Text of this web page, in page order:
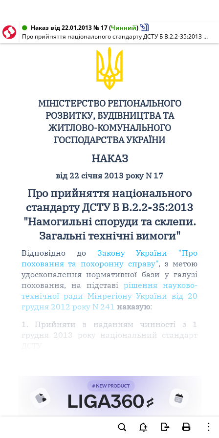
Наказ від 22.01.2013 № 17(Чинний)
Про прийняття національного стандарту ДСТУ Б В.2.2-35:2013 "Намогильні споруди та склепи. Загальні технічні вимоги"
МІНІСТЕРСТВО РЕГІОНАЛЬНОГО
РОЗВИТКУ, БУДІВНИЦТВА ТА
ЖИТЛОВО-КОМУНАЛЬНОГО
ГОСПОДАРСТВА УКРАЇНИ
НАКАЗ
від 22 січня 2013 року N 17
Про прийняття національного
стандарту ДСТУ Б В.2.2-35:2013
"Намогильні споруди та склепи.
Загальні технічні вимоги"
Відповідно до Закону України "Про
поховання та похоронну справу", з метою
удосконалення нормативної бази у галузі
поховання, на підставірішення науково-
технічної ради Мінрегіону України від 20
грудня 2012 року N 241 наказую:
1. Прийняти з наданням чинності з 1
грудня 2013 року національний стандарт